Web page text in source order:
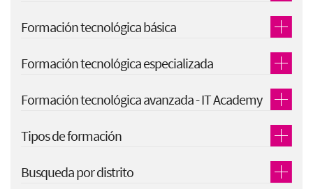
Formación tecnológica básica
Formación tecnológica especializada
Formación tecnológica avanzada - IT Academy
Tipos de formación
Busqueda por distrito